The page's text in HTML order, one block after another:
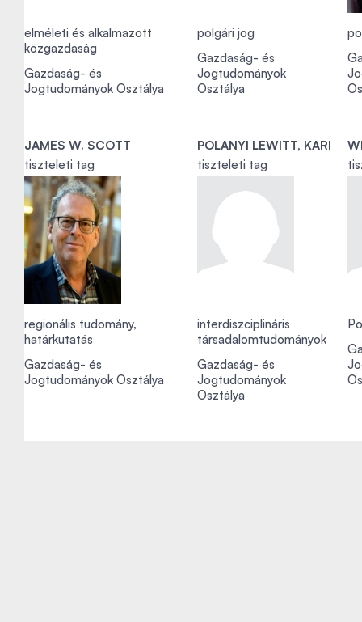
elméleti és alkalmazott
közgazdaság
Gazdaság- és
Jogtudományok Osztálya
polgári jog
Gazdaság- és
Jogtudományok
Osztálya
JAMES W. SCOTT
tiszteleti tag
regionális tudomány,
határkutatás
Gazdaság- és
Jogtudományok Osztálya
POLANYI LEWITT, KARI
tiszteleti tag
interdiszciplináris
társadalomtudományok
Gazdaság- és
Jogtudományok
Osztálya